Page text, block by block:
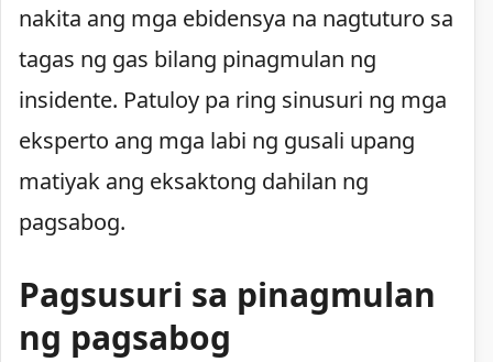
nakita ang mga ebidensya na nagtuturo sa
tagas ng gas bilang pinagmulan ng
insidente. Patuloy pa ring sinusuri ng mga
eksperto ang mga labi ng gusali upang
matiyak ang eksaktong dahilan ng
pagsabog.
Pagsusuri sa pinagmulan
ng pagsabog